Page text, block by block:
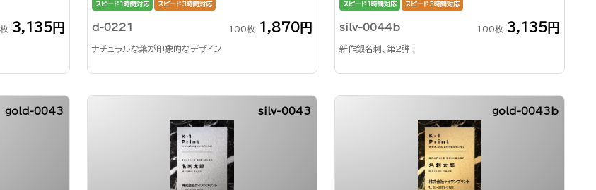
3,135円
スピード1時間対応 スピード3時間対応
d-0221 100枚 1,870円
ナチュラルな葉が印象的なデザイン
スピード1時間対応 スピード3時間対応
silv-0044b 100枚 3,135円
新作銀名刺、第2弾！
gold-0043 silv-0043 gold-0043b